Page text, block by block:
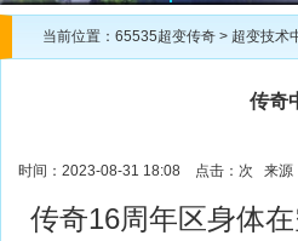
当前位置： 65535超变传奇 > 超变技术
传奇
时间：2023-08-31 18:08 点击： 次 来源
传奇16周年区身体